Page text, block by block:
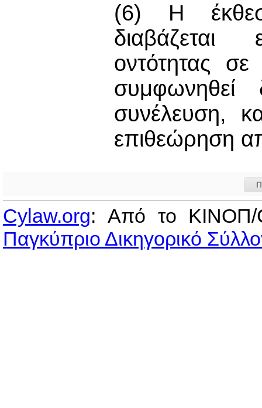
(6) Η
οντότητας
συμφωνηθεί
συνέλευση,
επιθεώρηση
Cylaw.org: Από το
Παγκύπριο Δικηγορικό